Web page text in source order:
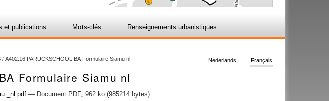
et publications Mots-clés Renseignements urbanistiques
/ A402.16 PARUCKSCHOOL BA Formulaire Siamu nl Français
Nederlands
Formulaire Siamu nl
_nl.pdf— Document PDF, 962 ko (985214 bytes)